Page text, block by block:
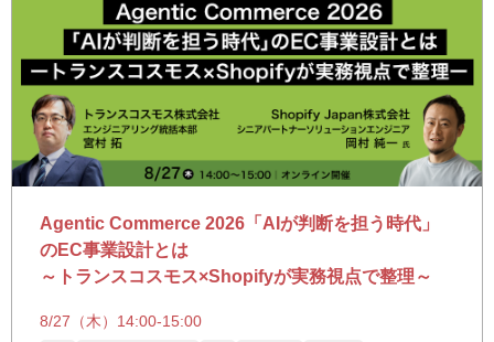
Agentic Commerce 2026「AIが判断を担う時代」
のEC事業設計とは
～トランスコスモス×Shopifyが実務視点で整理～
8/27（木）14:00-15:00